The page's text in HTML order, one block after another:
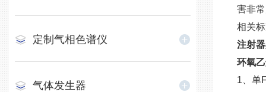
定制气相色谱仪
气体发生器
害非
相关
注射
环氧
1、单